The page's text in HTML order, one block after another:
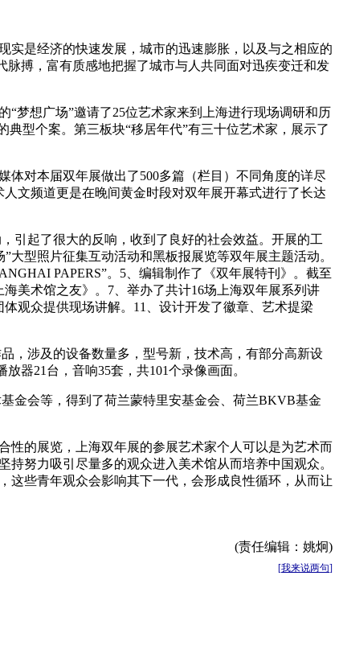
是经济的快速发展，城市的迅速膨胀，以及与之相应的
脉搏，富有质感地把握了城市与人共同面对迅疾变迁和发
想广场”邀请了25位艺术家来到上海进行现场调研和历
型个案。第三板块“移居年代”有三十位艺术家，展示了
对本届双年展做出了500多篇（栏目）不同角度的详尽
文频道更是在晚间黄金时段对双年展开幕式进行了长达
起了很大的反响，收到了良好的社会效益。开展的工
型照片征集互动活动和黑板报展览等双年展主题活动。
PAPERS”。5、编辑制作了《双年展特刊》。截至
美术馆之友》。7、举办了共计16场上海双年展系列讲
观众提供现场讲解。11、设计开发了徽章、艺术提梁
涉及的设备数量多，型号新，技术高，有部分高新设
器21台，音响35套，共101个录像画面。
金会等，得到了荷兰蒙特里安基金会、荷兰BKVB基金
的展览，上海双年展的参展艺术家个人可以是为艺术而
努力吸引尽量多的观众进入美术馆从而培养中国观众。
这些青年观众会影响其下一代，会形成良性循环，从而让
(责任编辑：姚炯)
[我来说两句]